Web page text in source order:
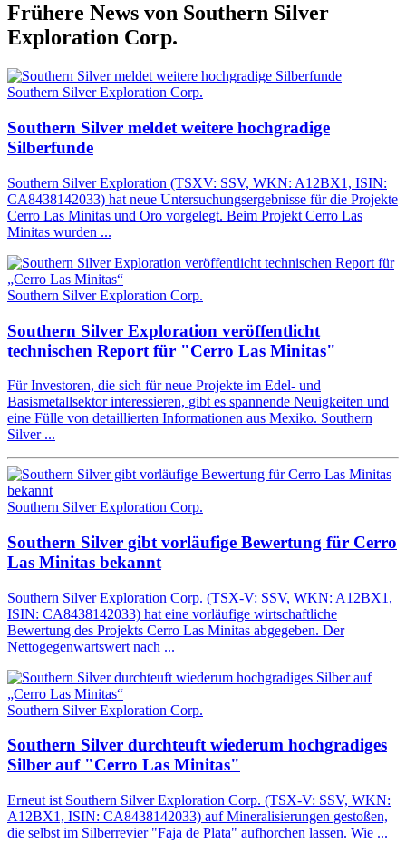
Frühere News von Southern Silver
Exploration Corp.
Southern Silver Exploration Corp.
Southern Silver meldet weitere hochgradige
Silberfunde
Southern Silver Exploration (TSXV: SSV, WKN: A12BX1, ISIN:
CA8438142033) hat neue Untersuchungsergebnisse für die Projekte
Cerro Las Minitas und Oro vorgelegt. Beim Projekt Cerro Las
Minitas wurden ...
Southern Silver Exploration Corp.
Southern Silver Exploration veröffentlicht
technischen Report für "Cerro Las Minitas"
Für Investoren, die sich für neue Projekte im Edel- und
Basismetallsektor interessieren, gibt es spannende Neuigkeiten und
eine Fülle von detaillierten Informationen aus Mexiko. Southern
Silver ...
Southern Silver Exploration Corp.
Southern Silver gibt vorläufige Bewertung für Cerro
Las Minitas bekannt
Southern Silver Exploration Corp. (TSX-V: SSV, WKN: A12BX1,
ISIN: CA8438142033) hat eine vorläufige wirtschaftliche
Bewertung des Projekts Cerro Las Minitas abgegeben. Der
Nettogegenwartswert nach ...
Southern Silver Exploration Corp.
Southern Silver durchteuft wiederum hochgradiges
Silber auf "Cerro Las Minitas"
Erneut ist Southern Silver Exploration Corp. (TSX-V: SSV, WKN:
A12BX1, ISIN: CA8438142033) auf Mineralisierungen gestoßen,
die selbst im Silberrevier "Faja de Plata" aufhorchen lassen. Wie ...